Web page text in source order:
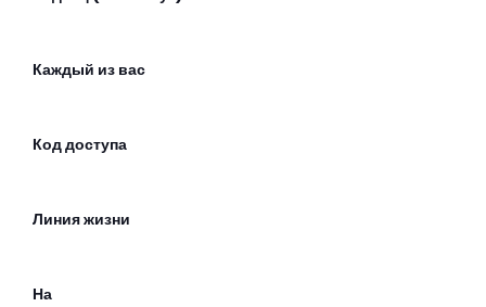
Каждый из вас
Код доступа
Линия жизни
На